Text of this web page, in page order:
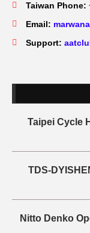
Taiwan Phone:
Email:
Support:
Taipei Cycle
TDS-
Nitto Denko